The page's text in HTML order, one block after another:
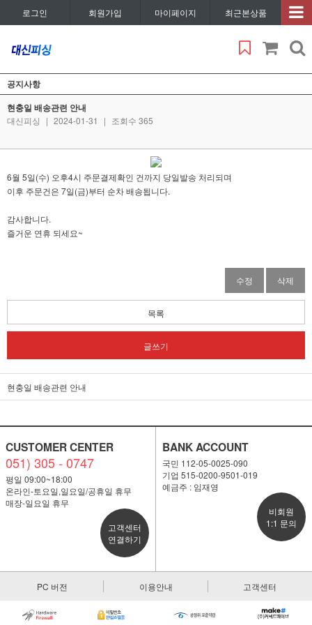
로그인 회원가입 마이페이지 최근본상품
공지사항
현충일 배송관련 안내
대신피싱 | 2024-01-31 | 조회수 365
6월 5일(수) 오후4시 주문결제확인 건까지 당일발송 처리되며
이후 주문건은 7일(금)부터 순차 배송됩니다.
감사합니다.
즐거운 연휴 되세요~
수정 삭제
목록
글쓰기
현충일 배송관련 안내
CUSTOMER CENTER
051) 305 - 0747
평일 09:00~18:00
온라인-토요일,일요일/공휴일 휴무
매장-일요일 휴무
고객센터
연결하기
BANK ACCOUNT
국민 112-05-0025-090
기업 515-0200-9501-019
예금주 : 임재영
비회원
1:1 문의
PC 버전 이용안내 고객센터